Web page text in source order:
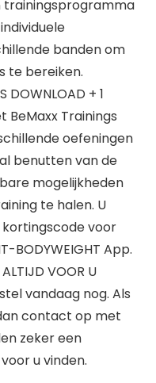
trainingsprogramma
banden om
te bereiken.
DOWNLOAD + 1
BeMaxx Trainings
oefeningen
benutten van de
mogelijkheden
te halen. U
voor
BODYWEIGHT App.
VOOR U
vandaag nog. Als
contact op met
zeker een
u vinden.